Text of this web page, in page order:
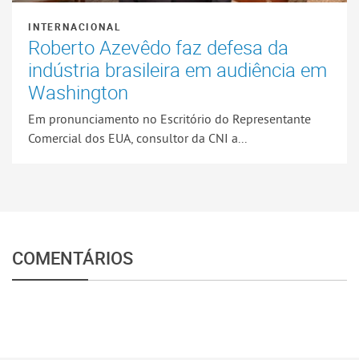
INTERNACIONAL
Roberto Azevêdo faz defesa da
indústria brasileira em audiência em
Washington
Em pronunciamento no Escritório do Representante
Comercial dos EUA, consultor da CNI a...
COMENTÁRIOS